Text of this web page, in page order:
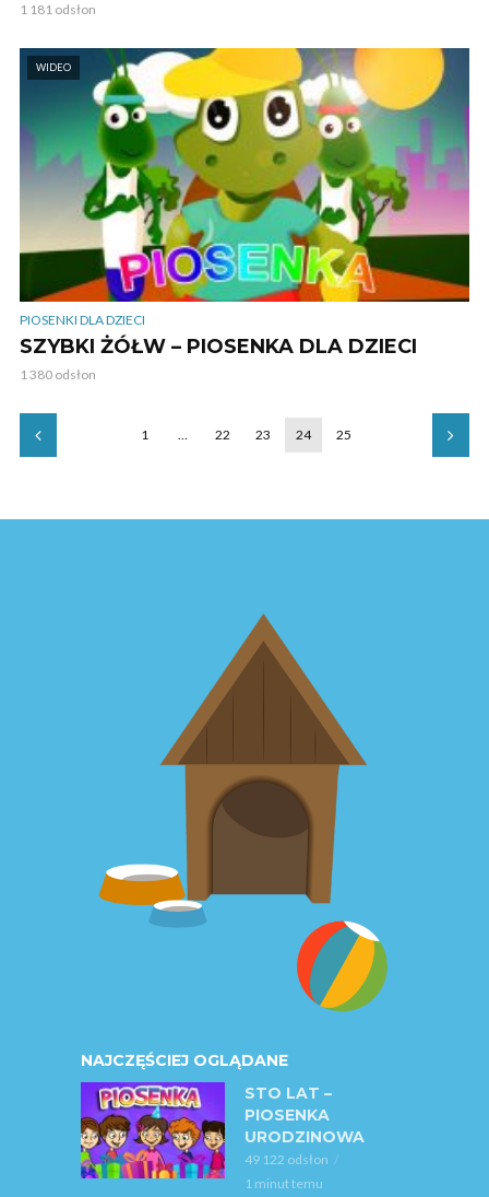
1 181 odsłon
WIDEO
PIOSENKI DLA DZIECI
SZYBKI ŻÓŁW – PIOSENKA DLA DZIECI
1 380 odsłon
1 … 22 23 24 25
NAJCZĘŚCIEJ OGLĄDANE
STO LAT –
PIOSENKA
URODZINOWA
49 122 odsłon
1 minut temu